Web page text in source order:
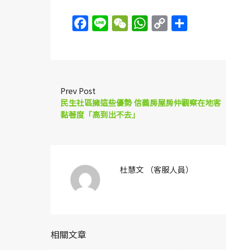
Facebook
LineWeChat
WhatsApp
Copy
Link
Prev Post
民生社區擁這些優勢 信義房屋房仲觀察在地客
黏著度「高到出不去」
杜慧文 （客服人員）
相關文章